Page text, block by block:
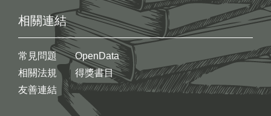
相關連結
常見問題
相關法規
友善連結
OpenData
得獎書目